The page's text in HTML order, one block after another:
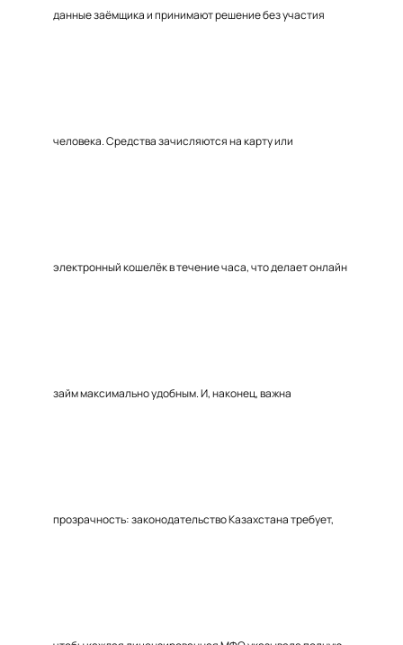
данные заёмщика и принимают решение без участия
человека. Средства зачисляются на карту или
электронный кошелёк в течение часа, что делает онлайн
займ максимально удобным. И, наконец, важна
прозрачность: законодательство Казахстана требует,